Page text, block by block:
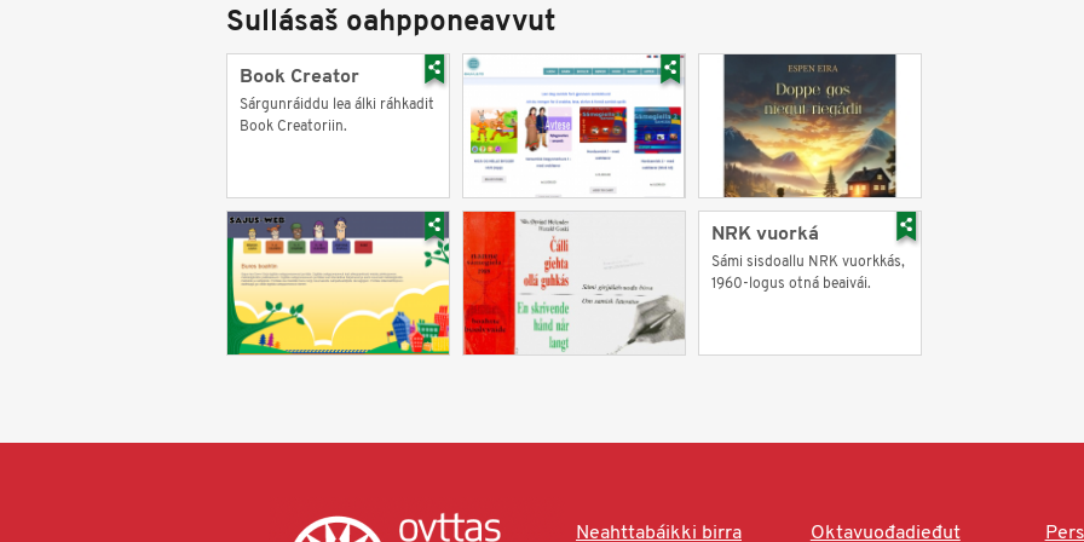
Sullásaš oahpponeavvut
Book Creator
Sárgunráiddu lea álki ráhkadit
Book Creatoriin.
NRK vuorká
Sámi sisdoallu NRK vuorkkás,
1960-logus otná beaivái.
Neahttabáikki birra Oktavuođadieđut